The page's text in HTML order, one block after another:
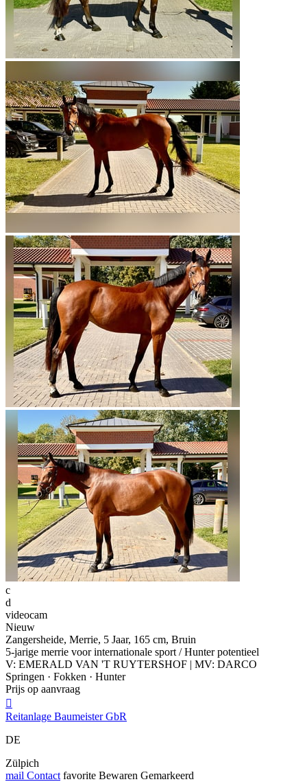
c
d
videocam
Nieuw
Zangersheide, Merrie, 5 Jaar, 165 cm, Bruin
5-jarige merrie voor internationale sport / Hunter potentieel
V: EMERALD VAN 'T RUYTERSHOF | MV: DARCO
Springen · Fokken · Hunter
Prijs op aanvraag

Reitanlage Baumeister GbR
DE
Zülpich
mail Contact favorite Bewaren Gemarkeerd